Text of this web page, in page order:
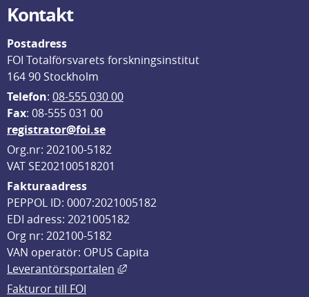
Kontakt
Postadress
FOI Totalförsvarets forskningsinstitut
164 90 Stockholm
Telefon: 08-555 030 00
Fax: 08-555 031 00
registrator@foi.se
Org.nr: 202100-5182
VAT SE202100518201
Fakturaadress
PEPPOL ID: 0007:2021005182
EDI adress: 2021005182
Org nr: 202100-5182
VAN operatör: OPUS Capita
Leverantörsportalen
Länk till annan webbplats, öppnas
Fakturor till FOI